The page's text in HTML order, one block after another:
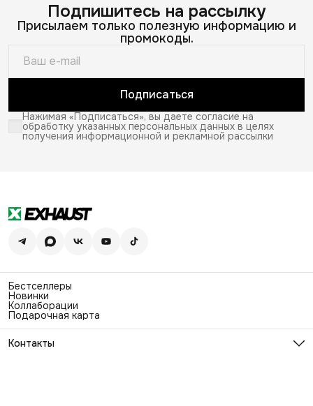
Подпишитесь на рассылку
Присылаем только полезную информацию и
промокоды.
Подписаться
Нажимая «Подписаться», вы даете согласие на
обработку указанных персональных данных в целях
получения информационной и рекламной рассылки
Бестселлеры
Новинки
Коллаборации
Подарочная карта
Контакты